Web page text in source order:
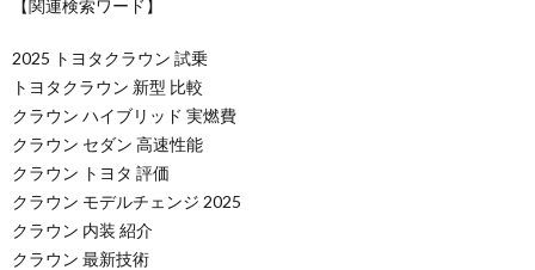
【関連検索ワード】
2025 トヨタクラウン 試乗
トヨタクラウン 新型 比較
クラウン ハイブリッド 実燃費
クラウン セダン 高速性能
クラウン トヨタ 評価
クラウン モデルチェンジ 2025
クラウン 内装 紹介
クラウン 最新技術